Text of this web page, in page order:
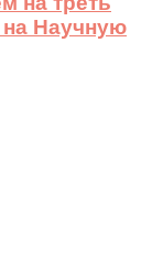
Научную